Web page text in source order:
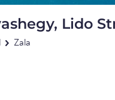
Lido
Zala